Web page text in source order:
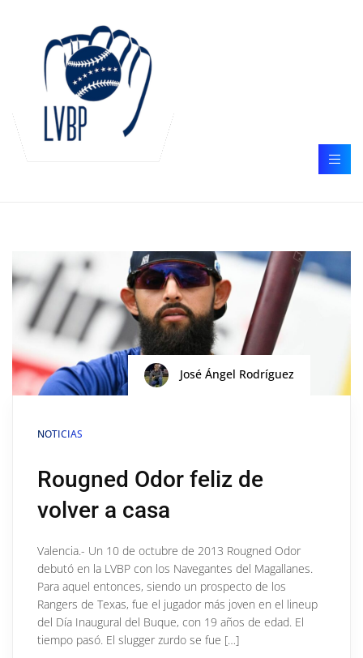
José Ángel Rodríguez
NOTICIAS
Rougned Odor feliz de
volver a casa
Valencia.- Un 10 de octubre de 2013 Rougned Odor
debutó en la LVBP con los Navegantes del Magallanes.
Para aquel entonces, siendo un prospecto de los
Rangers de Texas, fue el jugador más joven en el lineup
del Día Inaugural del Buque, con 19 años de edad. El
tiempo pasó. El slugger zurdo se fue […]